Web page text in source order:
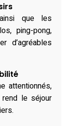
que les
ping-pong,
d’agréables
attentionnés,
le séjour